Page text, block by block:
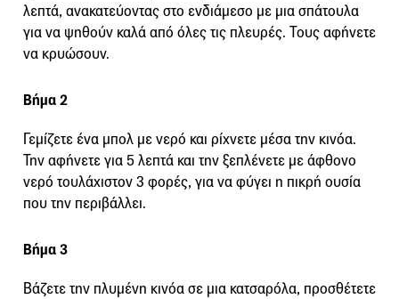
λεπτά, ανακατεύοντας στο ενδιάμεσο με μια σπάτουλα
για να ψηθούν καλά από όλες τις πλευρές. Τους αφήνετε
να κρυώσουν.
Βήμα 2
Γεμίζετε ένα μπολ με νερό και ρίχνετε μέσα την κινόα.
Την αφήνετε για 5 λεπτά και την ξεπλένετε με άφθονο
νερό τουλάχιστον 3 φορές, για να φύγει η πικρή ουσία
που την περιβάλλει.
Βήμα 3
Βάζετε την πλυμένη κινόα σε μια κατσαρόλα, προσθέτετε